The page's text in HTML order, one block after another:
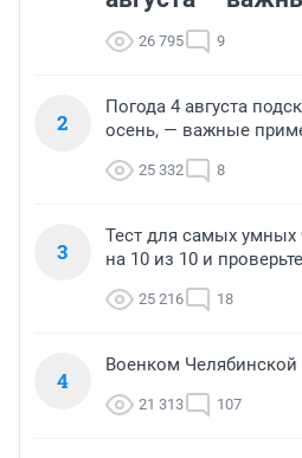
26 795 9
2
Погода 4 августа
осень, — важные
25 332 8
3
Тест для самых умных
на 10 из 10 и
25 216 18
4
Военком
21 313 107